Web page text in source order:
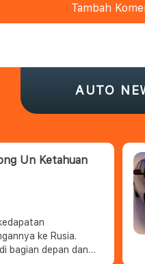
Tambah
AUTO
Un Ketahuan
ke Rusia.
bagian depan dan